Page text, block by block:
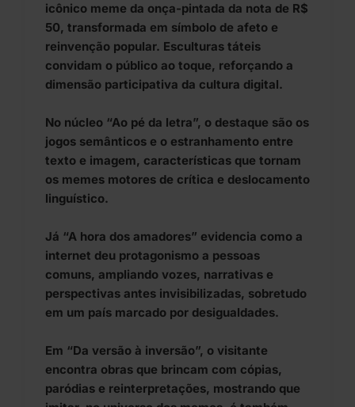
icônico meme da onça-pintada da nota de R$
50, transformada em símbolo de afeto e
reinvenção popular. Esculturas táteis
convidam o público ao toque, reforçando a
dimensão participativa da cultura digital.
No núcleo “Ao pé da letra”, o destaque são os
jogos semânticos e o estranhamento entre
texto e imagem, características que tornam
os memes motores de crítica e deslocamento
linguístico.
Já “A hora dos amadores” evidencia como a
internet deu protagonismo a pessoas
comuns, ampliando vozes, narrativas e
perspectivas antes invisibilizadas, sobretudo
em um país marcado por desigualdades.
Em “Da versão à inversão”, o visitante
encontra obras que brincam com cópias,
paródias e reinterpretações, mostrando que